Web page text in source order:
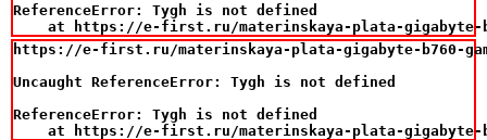
ReferenceError: Tygh is not defined
at https://e-first.ru/materinskaya-plata-
https://e-first.ru/materinskaya-plata-gigabyte-b760-
Uncaught ReferenceError: Tygh is not defined
ReferenceError: Tygh is not defined
at https://e-first.ru/materinskaya-plata-